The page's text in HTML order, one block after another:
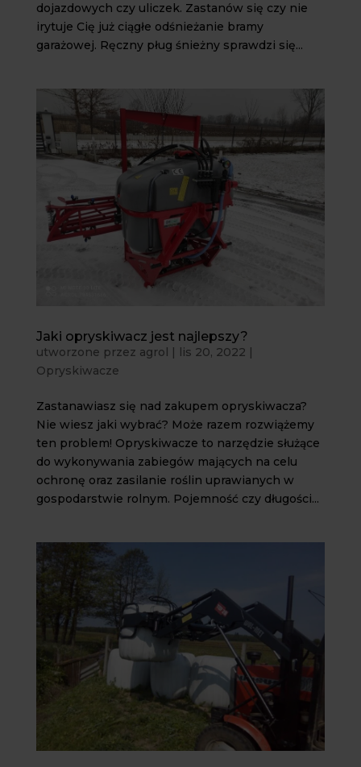
dojazdowych czy uliczek. Zastanów się czy nie
irytuje Cię już ciągłe odśnieżanie bramy
garażowej. Ręczny pług śnieżny sprawdzi się...
Jaki opryskiwacz jest najlepszy?
utworzone przez agrol | lis 20, 2022 |
Opryskiwacze
Zastanawiasz się nad zakupem opryskiwacza?
Nie wiesz jaki wybrać? Może razem rozwiążemy
ten problem! Opryskiwacze to narzędzie służące
do wykonywania zabiegów mających na celu
ochronę oraz zasilanie roślin uprawianych w
gospodarstwie rolnym. Pojemność czy długości...